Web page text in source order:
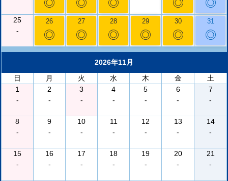
◎ ◎ ◎ ◎ ◎
25
-
26
◎
27
◎
28
◎
29
◎
30
◎
31
◎
2026年11月
日
月 火 水 木 金
土
1
-
2
-
3
-
4
-
5
-
6
-
7
-
8
-
9
-
10
-
11
-
12
-
13
-
14
-
15
-
16
-
17
-
18
-
19
-
20
-
21
-